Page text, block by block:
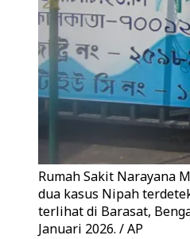
Rumah Sakit Narayana
dua kasus Nipah
terlihat di Barasat,
Januari 2026. / AP